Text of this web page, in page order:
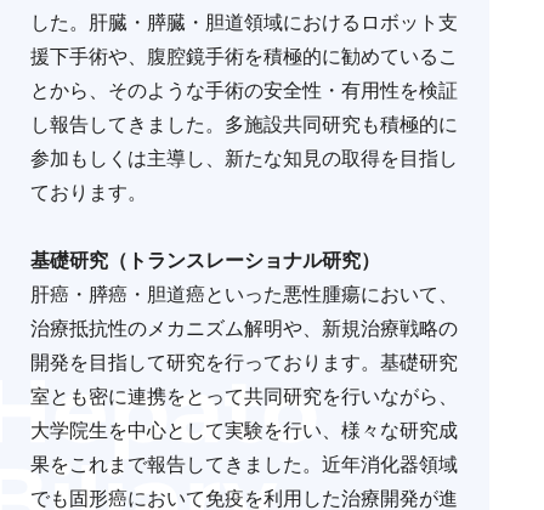
した。肝臓・膵臓・胆道領域におけるロボット支
援下手術や、腹腔鏡手術を積極的に勧めているこ
とから、そのような手術の安全性・有用性を検証
し報告してきました。多施設共同研究も積極的に
参加もしくは主導し、新たな知見の取得を目指し
ております。
基礎研究（トランスレーショナル研究）
肝癌・膵癌・胆道癌といった悪性腫瘍において、
治療抵抗性のメカニズム解明や、新規治療戦略の
開発を目指して研究を行っております。基礎研究
室とも密に連携をとって共同研究を行いながら、
大学院生を中心として実験を行い、様々な研究成
果をこれまで報告してきました。近年消化器領域
でも固形癌において免疫を利用した治療開発が進